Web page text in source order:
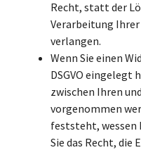
Recht, statt der
Verarbeitung
verlangen.
Wenn Sie einen
DSGVO eingelegt
zwischen Ihren
vorgenommen
feststeht, wessen
Sie das Recht, die